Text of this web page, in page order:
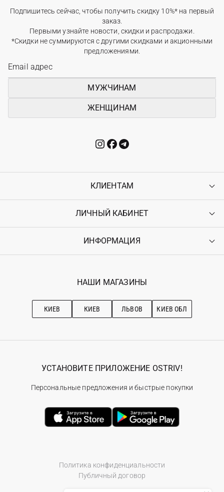
Подпишитесь сейчас, чтобы получить скидку 10%* на первый
заказ.
Первыми узнайте новости, скидки и распродажи.
*Скидки не суммируются с другими скидками и акционными
предложениями.
МУЖЧИНАМ
ЖЕНЩИНАМ
КЛИЕНТАМ
Контакты
Возврат
Гарантия
ЛИЧНЫЙ КАБИНЕТ
Войти
Ostriv Club+
ИНФОРМАЦИЯ
Наши магазини
Рекомендации по уходу
НАШИ МАГАЗИНЫ
КИЕВ КИЕВ ЛЬВОВ КИЕВ ОБЛ
Политика конфиденциальности
Публичный договор
УСТАНОВИТЕ ПРИЛОЖЕНИЕ OSTRIV!
Персональные предложения и быстрые покупки